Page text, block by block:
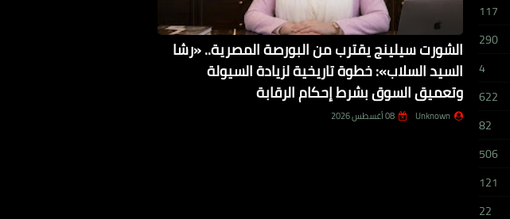
117
290
4
622
82
506
121
22
الشورت سيلينج يقترب من البورصة المصرية.. «رشا
السيد السلاب»: خطوة تاريخية لزيادة السيولة
وتعميق السوق بشرط إحكام الرقابة
Unknown 08 أغسطس 2026